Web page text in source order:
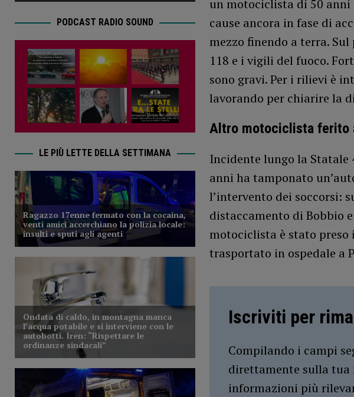
un motociclista di 50
cause ancora in fase di
mezzo finendo a terra.
118 e i vigili del fuoco.
sono gravi. Per i rilievi è
lavorando per chiarire la
Altro motociclista ferito
Incidente lungo la Statale
anni ha tamponato
l’intervento dei soccorsi:
distaccamento di Bobbio
motociclista è stato preso
trasportato in ospedale a
Iscriviti per
Compilando i campi
direttamente sulla tua
informazioni più
PODCAST RADIO SOUND
LE PIÙ LETTE DELLA SETTIMANA